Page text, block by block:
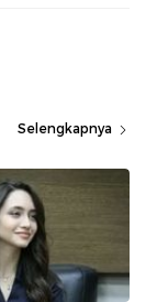
Selengkapnya